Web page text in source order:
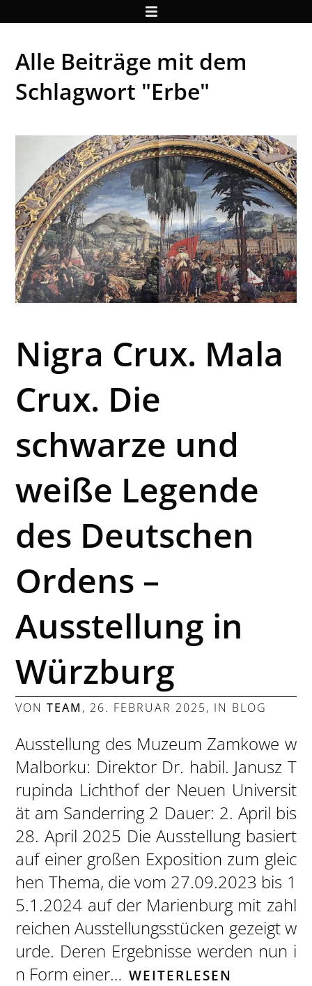
Alle Beiträge mit dem
Schlagwort "Erbe"
Nigra Crux. Mala
Crux. Die
schwarze und
weiße Legende
des Deutschen
Ordens –
Ausstellung in
Würzburg
VONTEAM , 26. FEBRUAR 2025, IN BLOG
Ausstellung des Muzeum Zamkowe w
Malborku: Direktor Dr. habil. Janusz T
rupinda Lichthof der Neuen Universit
ät am Sanderring 2 Dauer: 2. April bis
28. April 2025 Die Ausstellung basiert
auf einer großen Exposition zum gleic
hen Thema, die vom 27.09.2023 bis 1
5.1.2024 auf der Marienburg mit zahl
reichen Ausstellungsstücken gezeigt w
urde. Deren Ergebnisse werden nun i
n Form einer… WEITERLESEN